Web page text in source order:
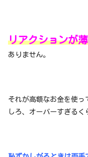
リアクションが
ありません。
それが高額なお金を使
しろ、オーバーすぎるく